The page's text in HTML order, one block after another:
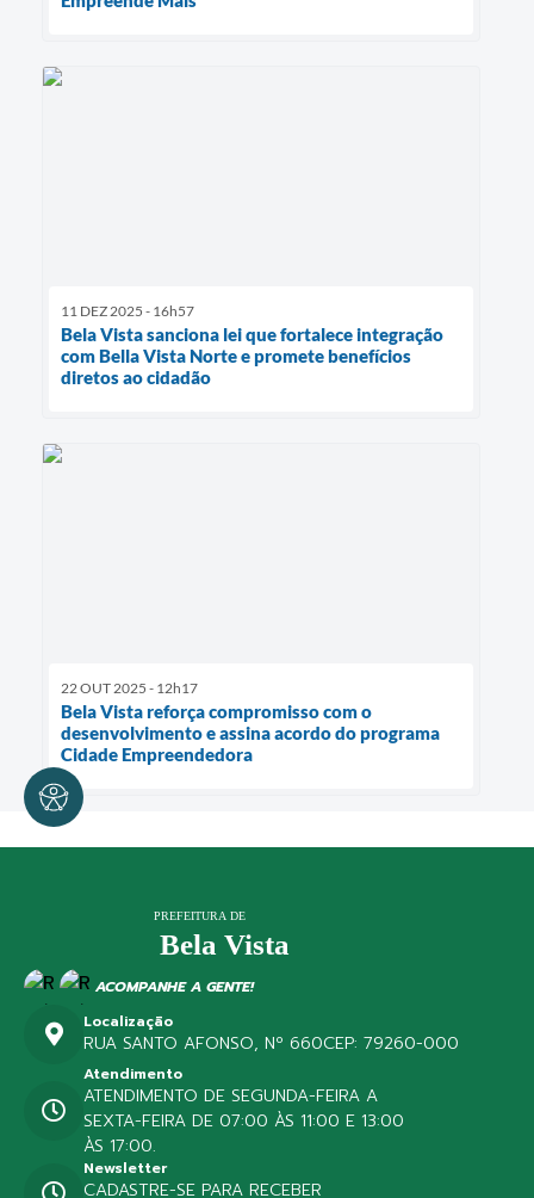
11 DEZ 2025 - 16h57
Bela Vista sanciona lei que fortalece integração
com Bella Vista Norte e promete benefícios
diretos ao cidadão
22 OUT 2025 - 12h17
Bela Vista reforça compromisso com o
desenvolvimento e assina acordo do programa
Cidade Empreendedora
ACOMPANHE A GENTE!
Localização
RUA SANTO AFONSO, Nº 660CEP: 79260-000
Atendimento
ATENDIMENTO DE SEGUNDA-FEIRA A
SEXTA-FEIRA DE 07:00 ÀS 11:00 E 13:00
ÀS 17:00.
Newsletter
CADASTRE-SE PARA RECEBER